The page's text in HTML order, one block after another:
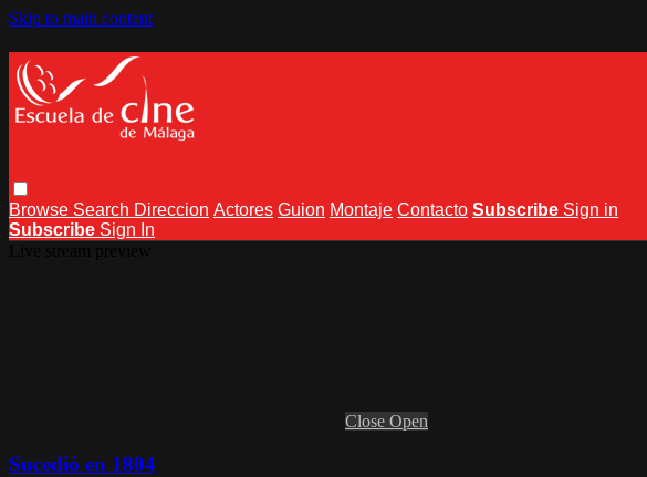
Skip to main content
Browse Search Direccion Actores Guion Montaje Contacto Subscribe Sign in
Subscribe Sign In
Close Open
Sucedió en 1804